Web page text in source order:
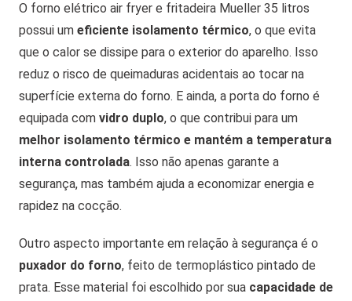
O forno elétrico air fryer e fritadeira Mueller 35 litros
possui um eficiente isolamento térmico, o que evita
que o calor se dissipe para o exterior do aparelho. Isso
reduz o risco de queimaduras acidentais ao tocar na
superfície externa do forno. E ainda, a porta do forno é
equipada com vidro duplo, o que contribui para um
melhor isolamento térmico e mantém a temperatura
interna controlada. Isso não apenas garante a
segurança, mas também ajuda a economizar energia e
rapidez na cocção.
Outro aspecto importante em relação à segurança é o
puxador do forno, feito de termoplástico pintado de
prata. Esse material foi escolhido por sua capacidade de